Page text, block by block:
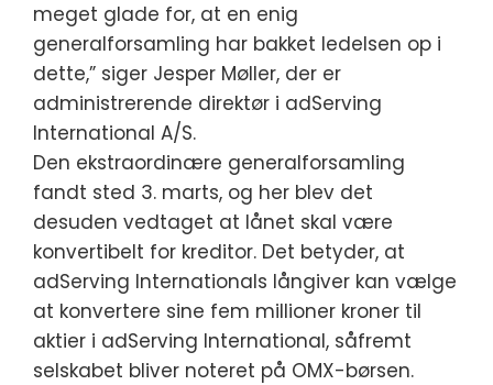
meget glade for, at en enig
generalforsamling har bakket ledelsen op i
dette,” siger Jesper Møller, der er
administrerende direktør i adServing
International A/S.
Den ekstraordinære generalforsamling
fandt sted 3. marts, og her blev det
desuden vedtaget at lånet skal være
konvertibelt for kreditor. Det betyder, at
adServing Internationals långiver kan vælge
at konvertere sine fem millioner kroner til
aktier i adServing International, såfremt
selskabet bliver noteret på OMX-børsen.